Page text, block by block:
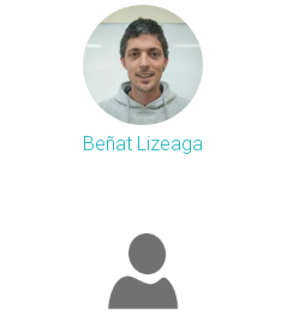
Beñat Lizeaga